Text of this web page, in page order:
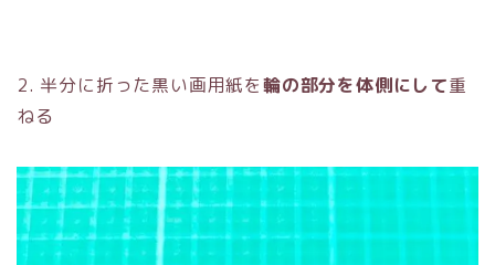
2. 半分に折った黒い画用紙を輪の部分を体側にして重
ねる